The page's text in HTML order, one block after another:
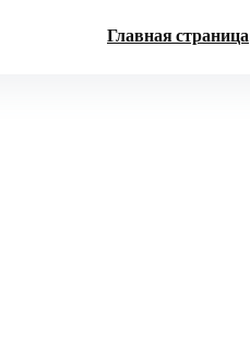
Главная страница